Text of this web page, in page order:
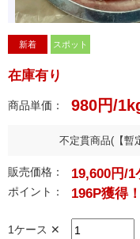
新着 スポット
在庫有り
商品単価： 980円/
不定貫商品(【暫
販売価格： 19,600円/1
ポイント： 196P獲得！
1ケース ✕